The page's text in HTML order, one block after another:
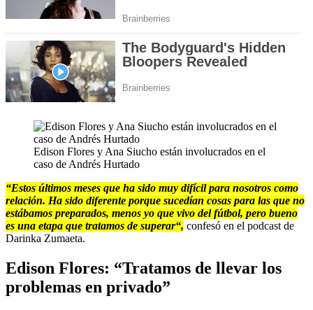
Edison Flores y Ana Siucho están involucrados en el
caso de Andrés Hurtado
“Estos últimos meses que ha sido muy difícil para nosotros como
relación. Ha sido diferente porque sucedían cosas para las que no
estábamos preparados, menos yo que vivo del fútbol, pero bueno
es una etapa que tratamos de superar“, confesó en el podcast de
Darinka Zumaeta.
Edison Flores: “Tratamos de llevar los
problemas en privado”